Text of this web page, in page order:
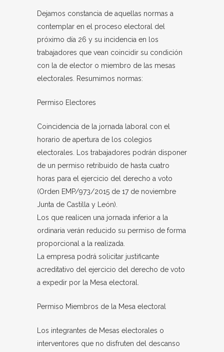
Dejamos constancia de aquellas normas a
contemplar en el proceso electoral del
próximo día 26 y su incidencia en los
trabajadores que vean coincidir su condición
con la de elector o miembro de las mesas
electorales. Resumimos normas:
Permiso Electores
Coincidencia de la jornada laboral con el
horario de apertura de los colegios
electorales. Los trabajadores podrán disponer
de un permiso retribuido de hasta cuatro
horas para el ejercicio del derecho a voto
(Orden EMP/973/2015 de 17 de noviembre
Junta de Castilla y León).
Los que realicen una jornada inferior a la
ordinaria verán reducido su permiso de forma
proporcional a la realizada.
La empresa podrá solicitar justificante
acreditativo del ejercicio del derecho de voto
a expedir por la Mesa electoral.
Permiso Miembros de la Mesa electoral
Los integrantes de Mesas electorales o
interventores que no disfruten del descanso